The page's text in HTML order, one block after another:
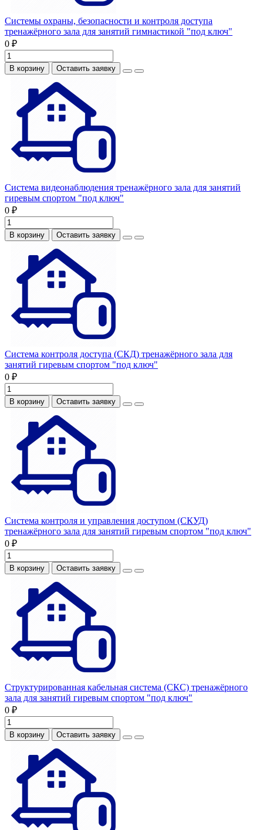
Системы охраны, безопасности и контроля доступа
тренажёрного зала для занятий гимнастикой "под ключ"
0 ₽
В корзину Оставить заявку
Система видеонаблюдения тренажёрного зала для занятий
гиревым спортом "под ключ"
0 ₽
В корзину Оставить заявку
Система контроля доступа (СКД) тренажёрного зала для
занятий гиревым спортом "под ключ"
0 ₽
В корзину Оставить заявку
Система контроля и управления доступом (СКУД)
тренажёрного зала для занятий гиревым спортом "под ключ"
0 ₽
В корзину Оставить заявку
Структурированная кабельная система (СКС) тренажёрного
зала для занятий гиревым спортом "под ключ"
0 ₽
В корзину Оставить заявку